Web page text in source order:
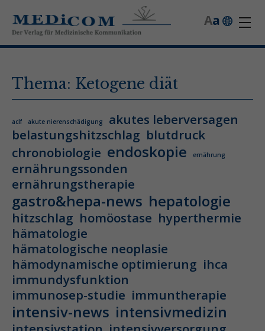
a
A
Thema: Ketogene diät
aclf akute nierenschädigung
akutes leberversagen
belastungshitzschlag blutdruck
chronobiologie endoskopie ernährung
ernährungssonden
ernährungstherapie
gastro&hepa-news hepatologie
hitzschlag homöostase hyperthermie
hämatologie
hämatologische neoplasie
hämodynamische optimierung ihca
immundysfunktion
immunosep-studie immuntherapie
intensiv-news intensivmedizin